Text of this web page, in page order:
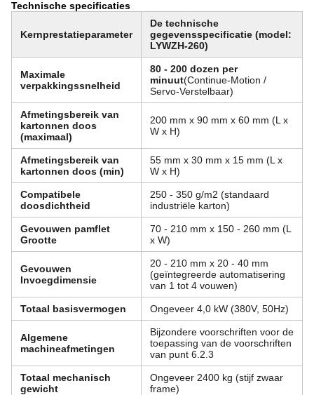
Technische specificaties
Kernprestatieparameter
De technische
gegevensspecificatie (model:
LYWZH-260)
Maximale
verpakkingssnelheid
80 - 200 dozen per
minuut(Continue-Motion /
Servo-Verstelbaar)
Afmetingsbereik van
kartonnen doos
(maximaal)
200 mm x 90 mm x 60 mm (L x
W x H)
Afmetingsbereik van
kartonnen doos (min)
55 mm x 30 mm x 15 mm (L x
W x H)
Compatibele
doosdichtheid
250 - 350 g/m2 (standaard
industriële karton)
Gevouwen pamflet
Grootte
70 - 210 mm x 150 - 260 mm (L
x W)
Gevouwen
Invoegdimensie
20 - 210 mm x 20 - 40 mm
(geïntegreerde automatisering
van 1 tot 4 vouwen)
Totaal basisvermogen Ongeveer 4,0 kW (380V, 50Hz)
Algemene
machineafmetingen
Bijzondere voorschriften voor de
toepassing van de voorschriften
van punt 6.2.3
Totaal mechanisch
gewicht
Ongeveer 2400 kg (stijf zwaar
frame)